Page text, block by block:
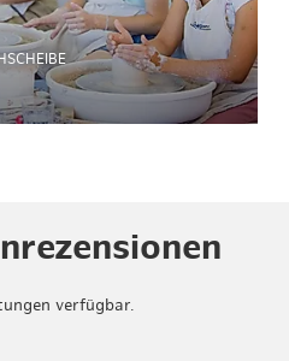
verfügbar.